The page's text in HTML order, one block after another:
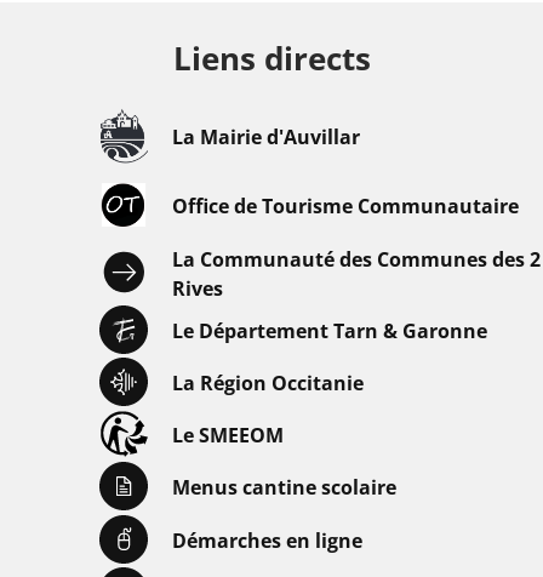
Liens directs
La Mairie d'Auvillar
Office de Tourisme Communautaire
La Communauté des Communes des 2
Rives
Le Département Tarn & Garonne
La Région Occitanie
Le SMEEOM
Menus cantine scolaire
Démarches en ligne